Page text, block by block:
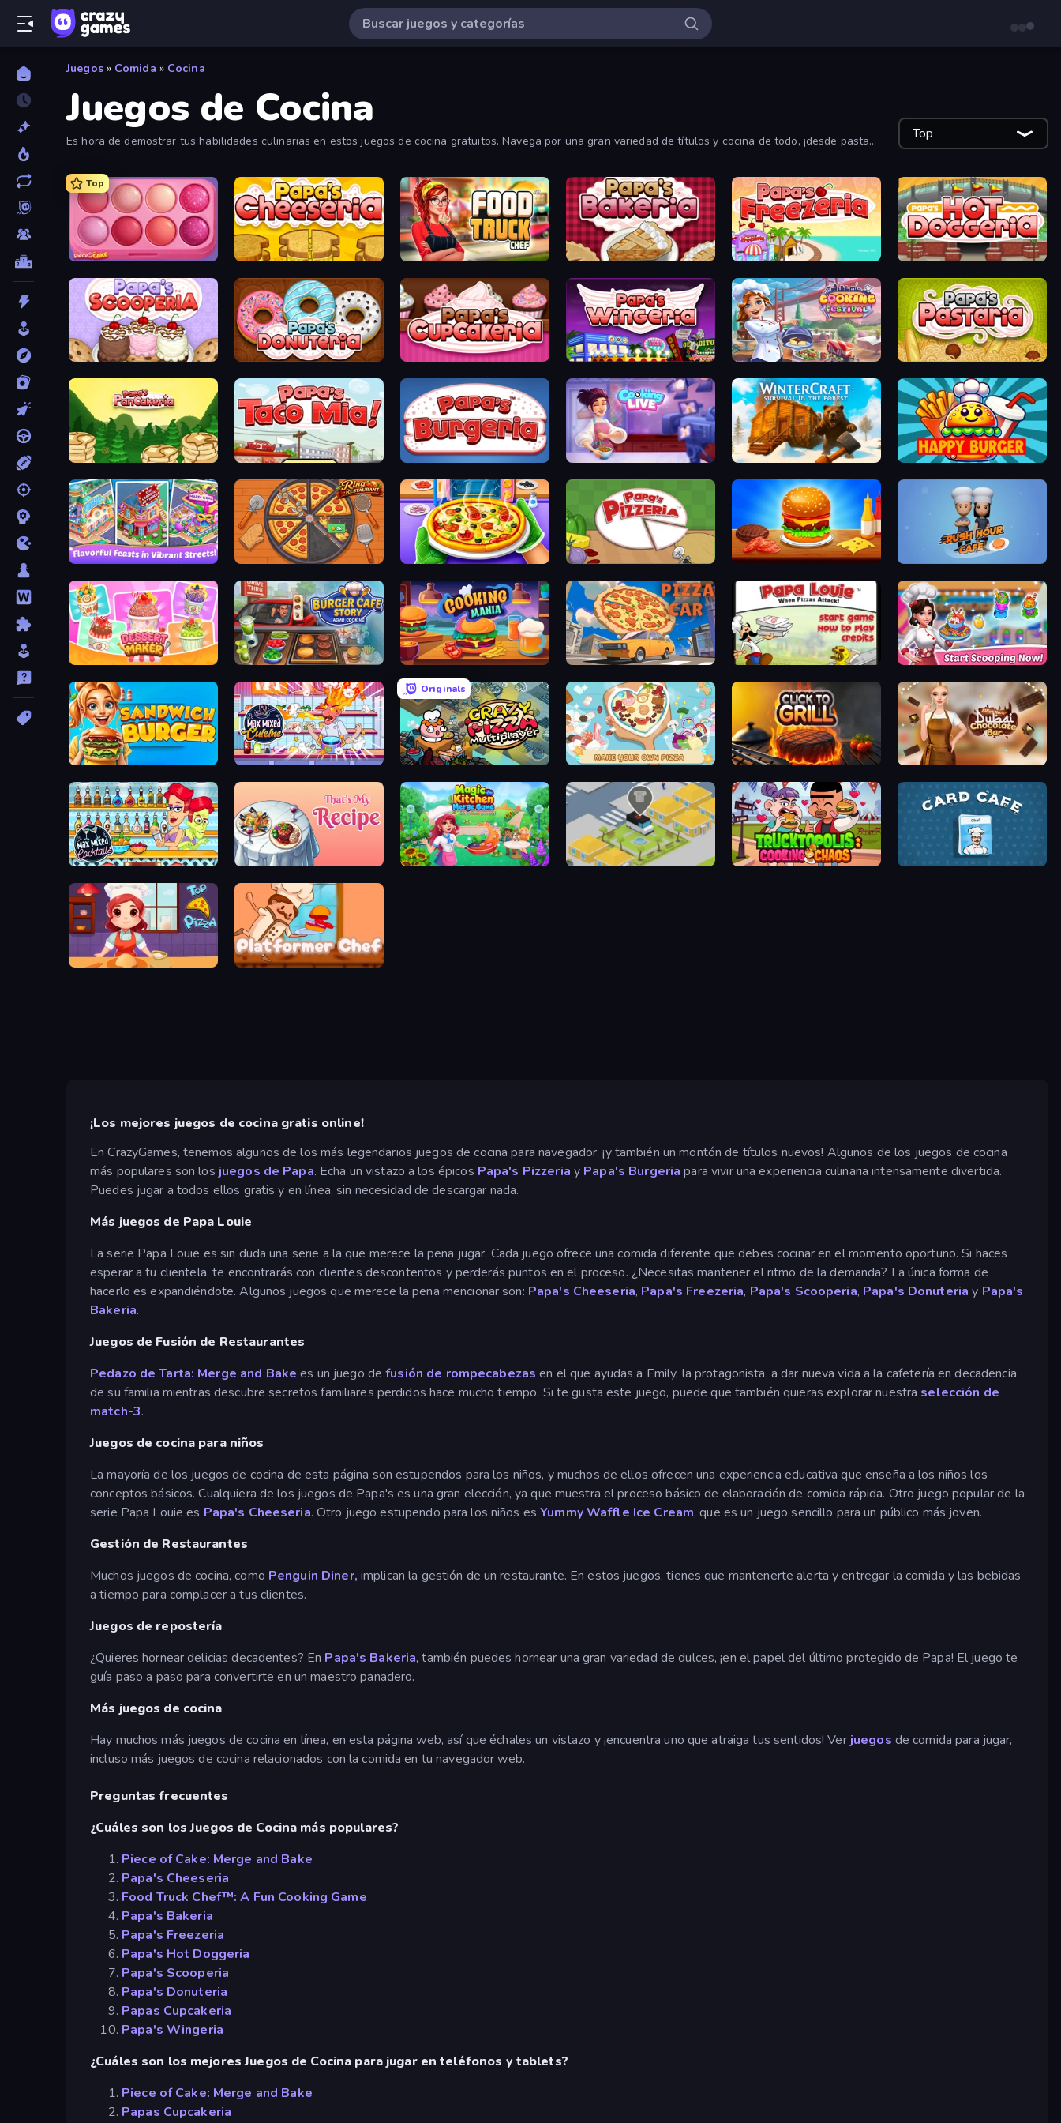
Juegos » Comida » Cocina
Juegos de Cocina
Es hora de demostrar tus habilidades culinarias en estos juegos de cocina gratuitos. Navega por una gran variedad de títulos y cocina de todo, ¡desde pasta
Top
Top
Piece of Cake: Merge and Bake Papa's Cheeseria Food Truck Chef™: A Fun Cooking Game Papa's Bakeria Papa's Freezeria Papa's Hot Doggeria
Papa's Scooperia Papa's Donuteria Papas Cupcakeria Papa's Wingeria Cooking Festival Papa's Pastaria
Papa's Pancakeria Papa's Taco Mia Papa's Burgeria Cooking Live WinterCraft: Survival in the Forest Happy Burger
Mom's Diary 2 Ring Restaurant Pizza Maker Papa's Pizzeria Burger Cafe Rush Hour Cafe
Dessert Maker Burger Cafe Story ASMR Cooking Cooking Mania Pizza Car Papa Louie: When Pizzas Attack Ice Cream Fever: Cooking Game
Sandwich Burger Max Mixed Cuisine
Originals
Crazy Pizza Multiplayer ABC Pizza Maker Click To Grill Ellie's Recipe: Dubai Chocolate Bar
Max Mixed Cocktails That's My Recipe Magic Kitchen: Merge Game Cookin'Truck Trucktopolis Cooking Chaos Card Cafe
Top Pizza Platformer Chef
¡Los mejores juegos de cocina gratis online!
En CrazyGames, tenemos algunos de los más legendarios juegos de cocina para navegador, ¡y también un montón de títulos nuevos! Algunos de los juegos de cocina
más populares son losjuegos de Papa. Echa un vistazo a los épicos Papa's Pizzeria y Papa's Burgeria para vivir una experiencia culinaria intensamente divertida.
Puedes jugar a todos ellos gratis y en línea, sin necesidad de descargar nada.
Más juegos de Papa Louie
La serie Papa Louie es sin duda una serie a la que merece la pena jugar. Cada juego ofrece una comida diferente que debes cocinar en el momento oportuno. Si haces
esperar a tu clientela, te encontrarás con clientes descontentos y perderás puntos en el proceso. ¿Necesitas mantener el ritmo de la demanda? La única forma de
hacerlo es expandiéndote. Algunos juegos que merece la pena mencionar son: Papa's Cheeseria, Papa's Freezeria, Papa's Scooperia, Papa's Donuteria y Papa's
Bakeria.
Juegos de Fusión de Restaurantes
Pedazo de Tarta: Merge and Bake es un juego defusión de rompecabezas en el que ayudas a Emily, la protagonista, a dar nueva vida a la cafetería en decadencia
de su familia mientras descubre secretos familiares perdidos hace mucho tiempo. Si te gusta este juego, puede que también quieras explorar nuestra selección de
match-3.
Juegos de cocina para niños
La mayoría de los juegos de cocina de esta página son estupendos para los niños, y muchos de ellos ofrecen una experiencia educativa que enseña a los niños los
conceptos básicos. Cualquiera de los juegos de Papa's es una gran elección, ya que muestra el proceso básico de elaboración de comida rápida. Otro juego popular de la
serie Papa Louie es Papa's Cheeseria. Otro juego estupendo para los niños esYummy Waffle Ice Cream, que es un juego sencillo para un público más joven.
Gestión de Restaurantes
Muchos juegos de cocina, como Penguin Diner, implican la gestión de un restaurante. En estos juegos, tienes que mantenerte alerta y entregar la comida y las bebidas
a tiempo para complacer a tus clientes.
Juegos de repostería
¿Quieres hornear delicias decadentes? En Papa's Bakeria, también puedes hornear una gran variedad de dulces, ¡en el papel del último protegido de Papa! El juego te
guía paso a paso para convertirte en un maestro panadero.
Más juegos de cocina
Hay muchos más juegos de cocina en línea, en esta página web, así que échales un vistazo y ¡encuentra uno que atraiga tus sentidos! Verjuegos de comida para jugar,
incluso más juegos de cocina relacionados con la comida en tu navegador web.
Preguntas frecuentes
¿Cuáles son los Juegos de Cocina más populares?
Piece of Cake: Merge and Bake
Papa's Cheeseria
Food Truck Chef™: A Fun Cooking Game
Papa's Bakeria
Papa's Freezeria
Papa's Hot Doggeria
Papa's Scooperia
Papa's Donuteria
Papas Cupcakeria
Papa's Wingeria
¿Cuáles son los mejores Juegos de Cocina para jugar en teléfonos y tablets?
Piece of Cake: Merge and Bake
Papas Cupcakeria